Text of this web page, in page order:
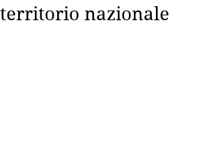
territorio nazionale